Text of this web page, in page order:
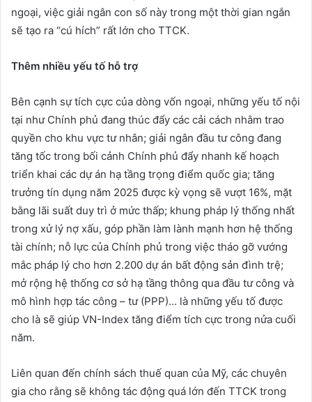
ngoại, việc giải ngân con số này trong một thời gian ngắn
sẽ tạo ra “cú hích” rất lớn cho TTCK.
Thêm nhiều yếu tố hỗ trợ
Bên cạnh sự tích cực của dòng vốn ngoại, những yếu tố nội
tại như Chính phủ đang thúc đẩy các cải cách nhằm trao
quyền cho khu vực tư nhân; giải ngân đầu tư công đang
tăng tốc trong bối cảnh Chính phủ đẩy nhanh kế hoạch
triển khai các dự án hạ tầng trọng điểm quốc gia; tăng
trưởng tín dụng năm 2025 được kỳ vọng sẽ vượt 16%, mặt
bằng lãi suất duy trì ở mức thấp; khung pháp lý thống nhất
trong xử lý nợ xấu, góp phần làm lành mạnh hơn hệ thống
tài chính; nỗ lực của Chính phủ trong việc tháo gỡ vướng
mắc pháp lý cho hơn 2.200 dự án bất động sản đình trệ;
mở rộng hệ thống cơ sở hạ tầng thông qua đầu tư công và
mô hình hợp tác công – tư (PPP)… là những yếu tố được
cho là sẽ giúp VN-Index tăng điểm tích cực trong nửa cuối
năm.
Liên quan đến chính sách thuế quan của Mỹ, các chuyên
gia cho rằng sẽ không tác động quá lớn đến TTCK trong